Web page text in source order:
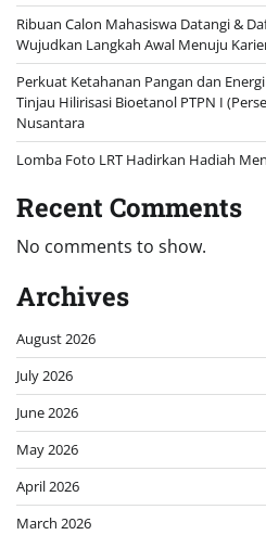
Ribuan Calon Mahasiswa Datangi &
Wujudkan Langkah Awal Menuju
Perkuat Ketahanan Pangan dan
Tinjau Hilirisasi Bioetanol PTPN I
Nusantara
Lomba Foto LRT Hadirkan Hadiah
Recent Comments
No comments to show.
Archives
August 2026
July 2026
June 2026
May 2026
April 2026
March 2026